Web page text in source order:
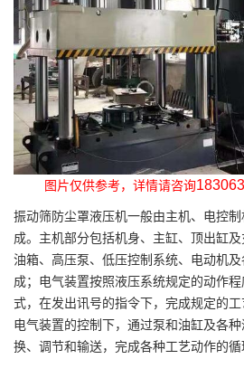
图片仅供参考，详情请咨询
振动筛防尘罩液压机一般由主机、电控
成。主机部分包括机身、主缸、顶出缸
油箱、高压泵、低压控制系统、电动机
成；电气装置按照液压系统规定的动作
式，在发出讯号的指令下，完成规定的
电气装置的控制下，通过泵和油缸及各
换、调节和输送，完成各种工艺动作的循